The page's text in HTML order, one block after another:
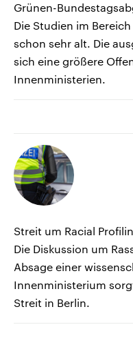
Grünen-
Die Studien im
schon sehr alt. Die
sich eine größere
Innenministerien.
Streit um Racial
Die Diskussion um
Absage einer
Innenministerium
Streit in Berlin.